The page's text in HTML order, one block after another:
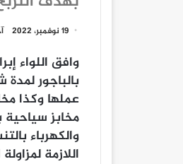
19 نوفمبر، 2022
وافق اللواء
بالباجور
مخابز
والكهرباء
اللازمة